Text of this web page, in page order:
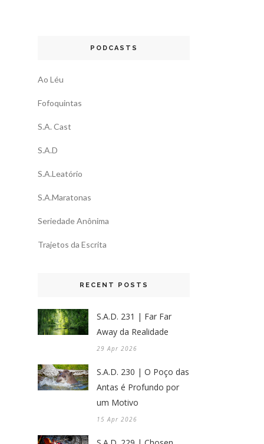
PODCASTS
Ao Léu
Fofoquintas
S.A. Cast
S.A.D
S.A.Leatório
S.A.Maratonas
Seriedade Anônima
Trajetos da Escrita
RECENT POSTS
S.A.D. 231 | Far Far
Away da Realidade
29 Apr 2026
S.A.D. 230 | O Poço das
Antas é Profundo por
um Motivo
15 Apr 2026